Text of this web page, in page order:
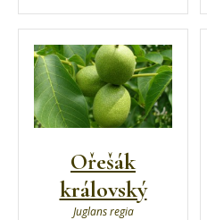
Ořešák
královský
Juglans regia